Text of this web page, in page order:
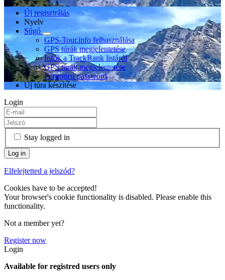
Új regisztrálás
Nyelv
Súgó
GPS-Tour.info felhasználása
GPS túrák megjelentetése
Infók a TrackRank listáról
GPS túrák megjelentetése
Forgotten password
Új túra készítése
Login
Stay logged in
Elfelejtetted a jelszód?
Cookies have to be accepted!
Your browser's cookie functionality is disabled. Please enable this
functionality.
Not a member yet?
Register now
Login
Available for registred users only